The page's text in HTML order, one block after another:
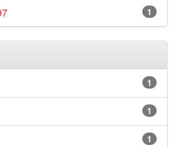
1
1
1
1